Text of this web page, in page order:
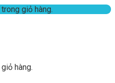
giỏ hàng.
hàng.